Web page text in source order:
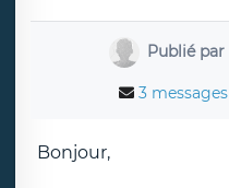
Publié par
3 messages
Bonjour,